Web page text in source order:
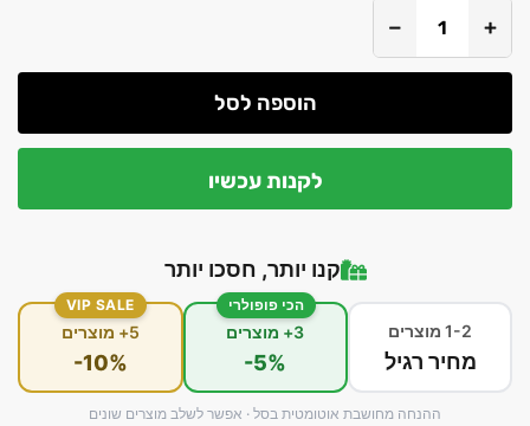
+
−
הוספה לסל
לקנות עכשיו
קנו יותר, חסכו יותר
1-2 מוצרים
מחיר רגיל
הכי פופולרי
3+ מוצרים
-5%
VIP SALE
5+ מוצרים
-10%
ההנחה מחושבת אוטומטית בסל · אפשר לשלב מוצרים שונים